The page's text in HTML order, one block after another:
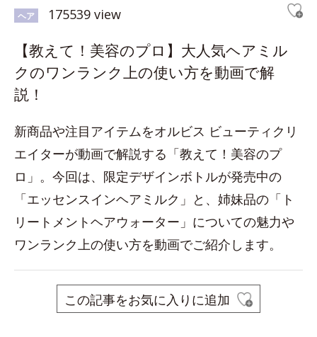
ヘア 175539 view
【教えて！美容のプロ】大人気ヘアミル
クのワンランク上の使い方を動画で解
説！
新商品や注目アイテムをオルビス ビューティクリ
エイターが動画で解説する「教えて！美容のプ
ロ」。今回は、限定デザインボトルが発売中の
「エッセンスインヘアミルク」と、姉妹品の「ト
リートメントヘアウォーター」についての魅力や
ワンランク上の使い方を動画でご紹介します。
この記事をお気に入りに追加